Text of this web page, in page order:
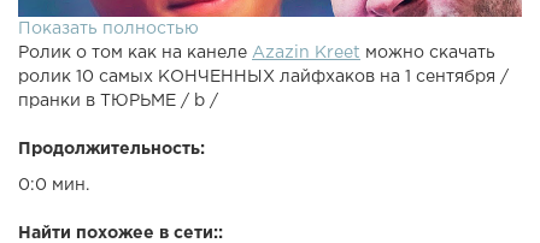
Показать полностью
Ролик о том как на канеле Azazin Kreet можно скачать
ролик 10 самых КОНЧЕННЫХ лайфхаков на 1 сентября /
пранки в ТЮРЬМЕ / b /
Продолжительность:
0:0 мин.
Найти похожее в сети::